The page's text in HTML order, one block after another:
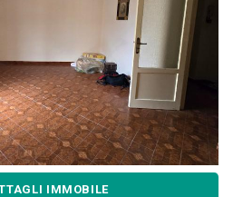
IMMOBILE